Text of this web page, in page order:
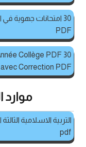
30 امتحانات جهوية
PDF
Collège PDF
avec Correction PDF
موارد
التربية الاسلامية
pdf